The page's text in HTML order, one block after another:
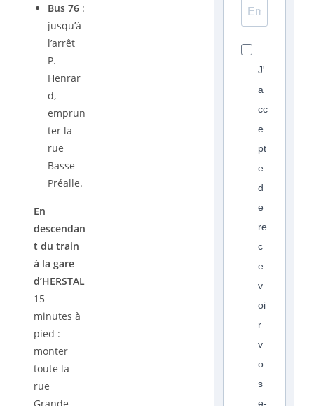
Bus 76:
jusqu’à
l’arrêt
P.
Henrar
d,
emprun
ter la
rue
Basse
Préalle.
En
descendan
t du train
à la gare
d’HERSTAL
15
minutes à
pied :
monter
toute la
rue
J'
a
cc
e
pt
e
d
e
re
c
e
v
oi
r
v
o
s
e-